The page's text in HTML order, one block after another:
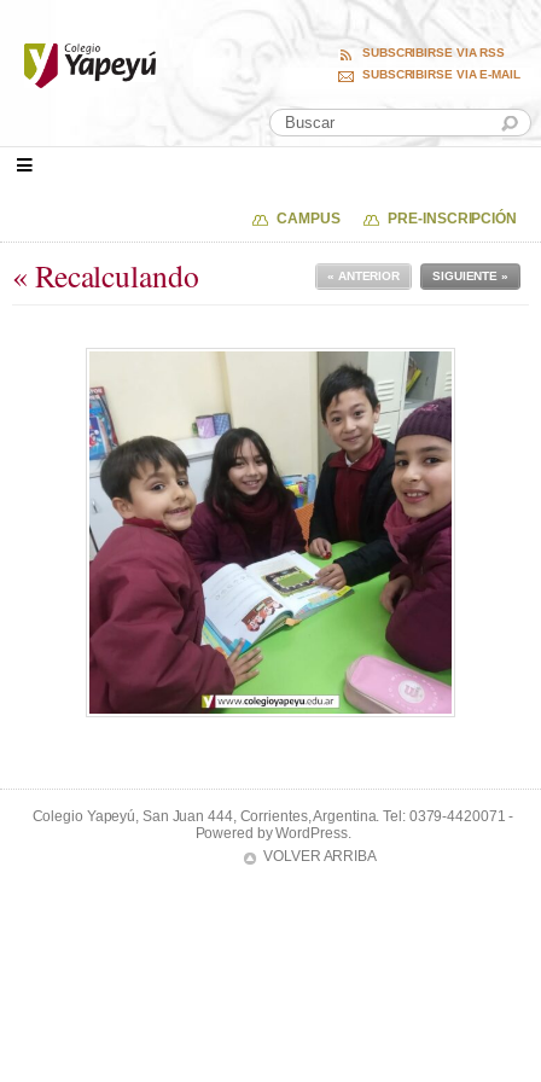
SUBSCRIBIRSE VIA RSS
SUBSCRIBIRSE VIA E-MAIL
CAMPUS PRE-INSCRIPCIÓN
« Recalculando SIGUIENTE »
« ANTERIOR
Colegio Yapeyú, San Juan 444, Corrientes, Argentina. Tel: 0379-4420071 -
Powered byWordPress.
VOLVER ARRIBA